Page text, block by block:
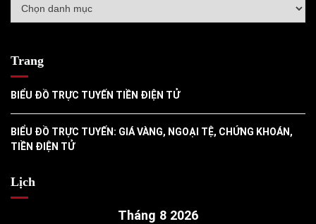
mục
Trang
BIỂU ĐỒ TRỰC TUYẾN TIỀN ĐIỆN TỬ
BIỂU ĐỒ TRỰC TUYẾN: GIÁ VÀNG, NGOẠI TỆ, CHỨNG KHOÁN,
TIỀN ĐIỆN TỬ
Lịch
Tháng 8 2026